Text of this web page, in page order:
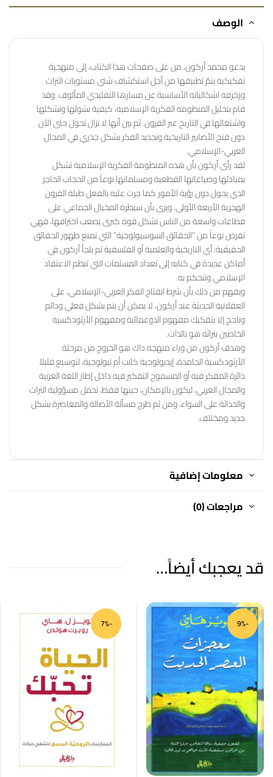
الوصف
يدعو محمد أركون، من على صفحات هذا الكتاب، إلى منهجية
تفكيكية يتمّ تطبيقها من أجل استكشاف شتى مستويات التراث
وزخرفة اشكالياته الأساسية عن مسارها التقليدي المألوف. وقد
قام بتحليل المنظومة الفكرية الإسلامية، كيفية نشوئها وتشكلها
واشتغالها في التاريخ عبر القرون. ثم بين أنها لا تزال تحول حتى الآن
دون فتح الأضابير التاريخية وتجديد الفكر بشكل جذري في المجال
العربي-الإسلامي.
لقد رأى أركون بأن هذه المنظومة الفكرية الإسلامية تشكل
بمبادئها وصياغاتها القطعية ومسلماتها نوعاً من الحجاب الحاجز
الذي يحول دون رؤية الأمور كما جرت عليه بالفعل طيلة القرون
الهجرية الأربعة الأولى. ويرى بأن سيطرة المخيال الجماعي على
قطاعات واسعة من الناس تشكل قوة كبرى يصعب اختراقها، فهي
تفرض نوعاً من “الحقائق السوسيولوجية” التي تمنع ظهور الحقائق
الحقيقية: أي التاريخية والعلمية أو الفلسفية ثم يلجأ أركون في
أماكن عديدة في كتابه إلى تعداد المسلمات التي تنظم الاعتقاد
الإسلامي وتتحكم به.
ويفهم من ذلك بأن شرط انفتاح الفكر العربي-الإسلامي، على
العقلانية الحديثة عند أركون، لا يمكن أن يتم بشكل فعلي ودائم
وناجح إلا بتفكيك مفهوم الدوغمائية ومفهوم الأرثوذكسية
الخاصين بتراثه هو بالذات.
وهدف أركون من وراء منهجه ذاك هو الخروج من مرحلة
الأرثوذكسية الجامدة، إيديولوجية كانت أم تيولوجية، لتوسيع قليلاً
دائرة المفكر فيه أو المسموح التفكير فيه داخل إطار اللغة العربية
والمجال العربي، ليكون بالإمكان، حينها فقط، تحمل مسؤولية التراث
والحداثة على السواء، ومن ثم طرح مسألة الأصالة والمعاصرة بشكل
جديد ومختلف.
معلومات إضافية
مراجعات (0)
قد يعجبك أيضاً…
-9%
-7%